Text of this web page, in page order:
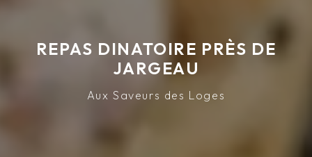
REPAS DINATOIRE PRÈS DE
JARGEAU
Aux Saveurs des Loges